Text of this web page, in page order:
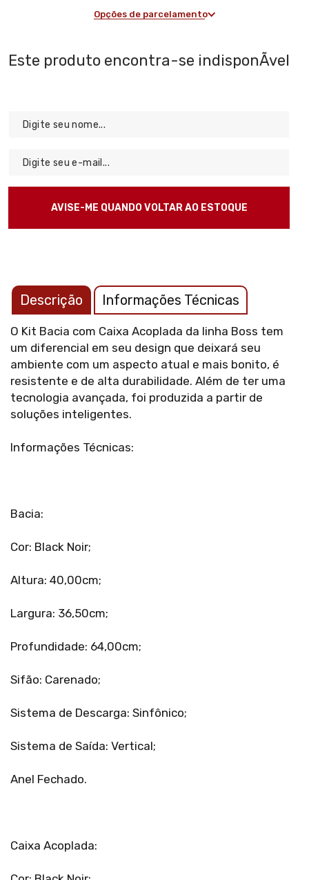
Opções de parcelamento
Descrição Informações Técnicas
O Kit Bacia com Caixa Acoplada da linha Boss tem
um diferencial em seu design que deixará seu
ambiente com um aspecto atual e mais bonito, é
resistente e de alta durabilidade. Além de ter uma
tecnologia avançada, foi produzida a partir de
soluções inteligentes.
Informações Técnicas:
Bacia:
Cor: Black Noir;
Altura: 40,00cm;
Largura: 36,50cm;
Profundidade: 64,00cm;
Sifão: Carenado;
Sistema de Descarga: Sinfônico;
Sistema de Saída: Vertical;
Anel Fechado.
Caixa Acoplada: